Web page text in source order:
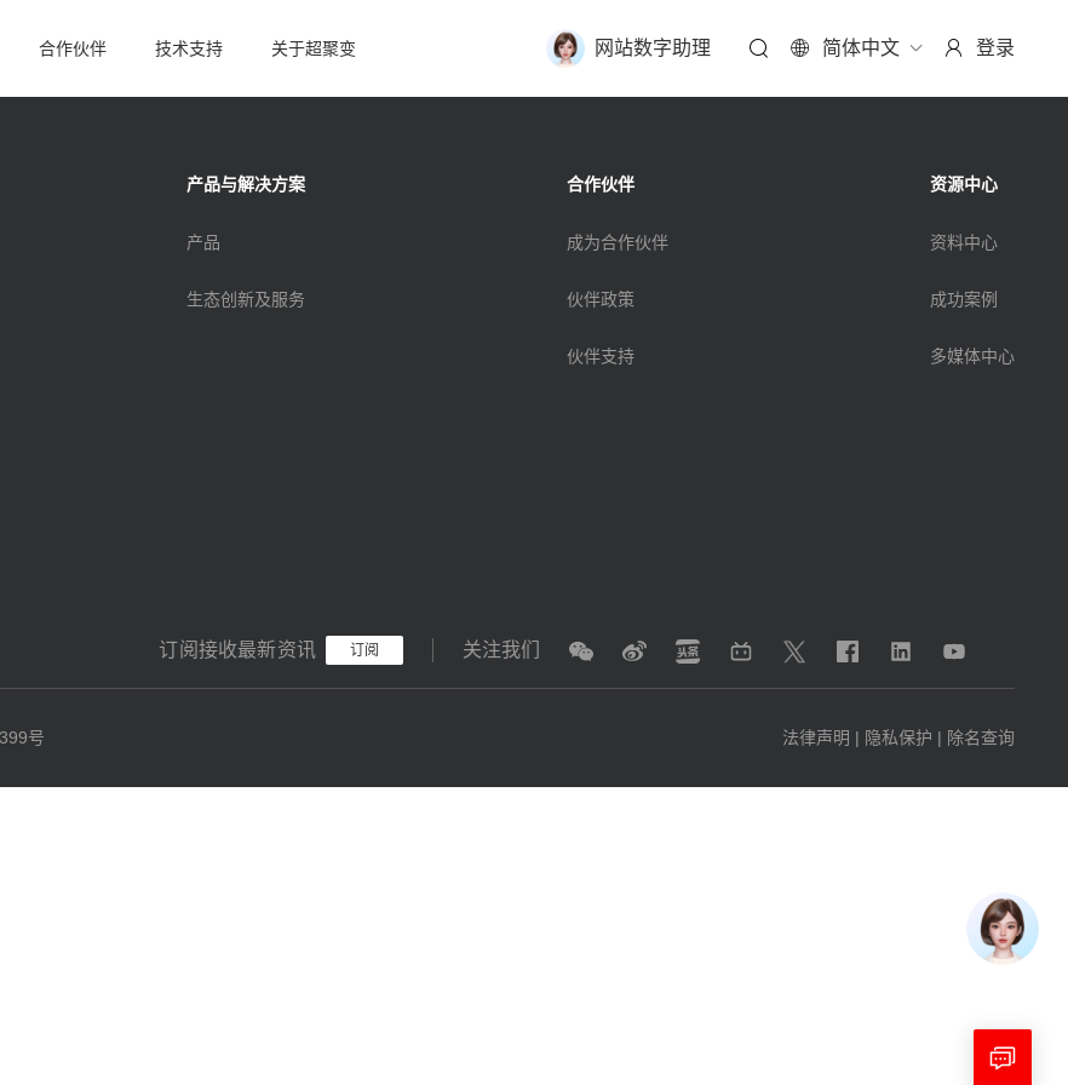
合作伙伴 技术支持 关于超聚变 网站数字助理 简体中文 登录
品与服务
品与服务
产品与解决方案
产品
生态创新及服务
合作伙伴
成为合作伙伴
伙伴政策
伙伴支持
资源中心
资料中心
成功案例
多媒体中心
订阅接收最新资讯 订阅 关注我们
号 法律声明 | 隐私保护 | 除名查询